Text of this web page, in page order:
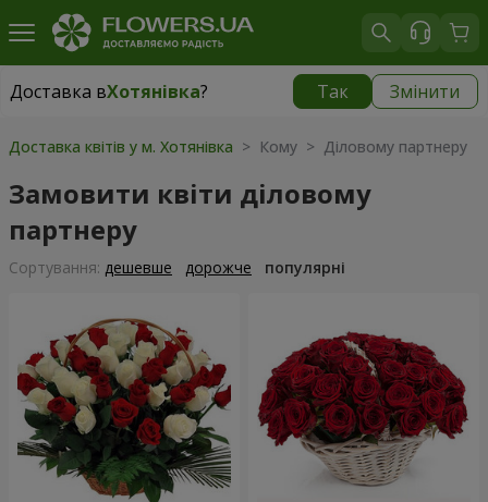
Доставка вХотянівка? Так Змінити
Доставка вХотянівка|
Доставка квітів у м. Хотянівка > Кому > Діловому партнеру
Замовити квіти діловому
партнеру
Сортування: дешевше дорожче популярні